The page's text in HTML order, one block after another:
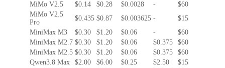
MiMo V2.5
$0.14 $0.28 $0.0028 -
$60
MiMo V2.5
Pro
$0.435 $0.87 $0.003625 -
$15
MiniMax M3
$0.30 $1.20 $0.06 -
$60
MiniMax M2.7 $0.30 $1.20 $0.06 $0.375
$60
MiniMax M2.5 $0.30 $1.20 $0.06 $0.375
$60
Qwen3.8 Max
$2.00 $6.00 $0.25 $2.50
$15